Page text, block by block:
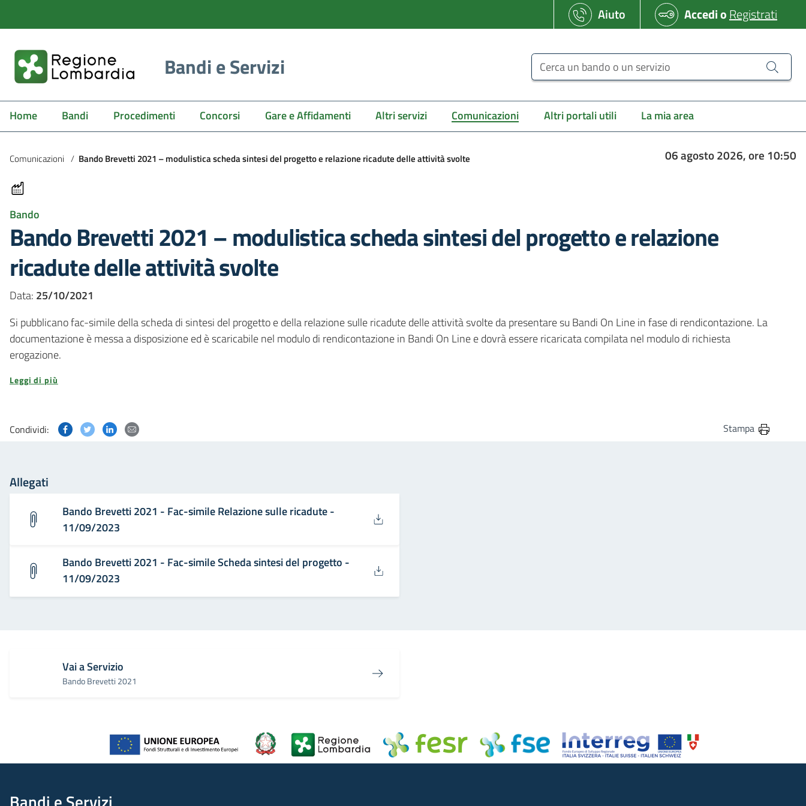
Aiuto AccedioRegistrati
Bandi e Servizi Cerca un bando o un servizio
Home Bandi Procedimenti Concorsi Gare e Affidamenti Altri servizi Comunicazioni Altri portali utili La mia area
Comunicazioni / Bando Brevetti 2021 – modulistica scheda sintesi del progetto e relazione ricadute delle attività svolte 06 agosto 2026, ore 10:50
Bando
Bando Brevetti 2021 – modulistica scheda sintesi del progetto e relazione
ricadute delle attività svolte
Data: 25/10/2021
Si pubblicano fac-simile della scheda di sintesi del progetto e della relazione sulle ricadute delle attività svolte da presentare su Bandi On Line in fase di rendicontazione. La
documentazione è messa a disposizione ed è scaricabile nel modulo di rendicontazione in Bandi On Line e dovrà essere ricaricata compilata nel modulo di richiesta
erogazione.
Leggi di più
Condividi: Condividi questa pagina su Facebook
Condividi questa pagina su Twitter
Condividi questa pagina su Linkedin Stampa
Allegati
Bando Brevetti 2021 - Fac-simile Relazione sulle ricadute -
11/09/2023
Bando Brevetti 2021 - Fac-simile Scheda sintesi del progetto -
11/09/2023
Vai a Servizio
Bando Brevetti 2021